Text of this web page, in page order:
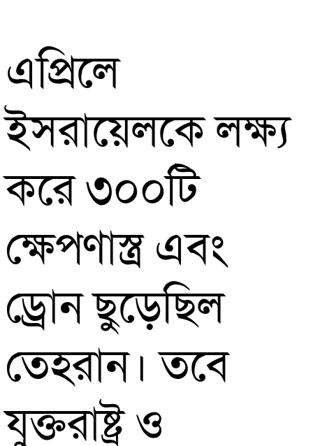
এপ্রিলে
ইসরায়েলকে লক্ষ্য
করে ৩০০টি
ক্ষেপণাস্ত্র এবং
ড্রোন ছুড়েছিল
তেহরান। তবে
যুক্তরাষ্ট্র ও